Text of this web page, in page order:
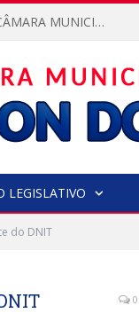
VEREADORA KEILA ASSUME A PRESIDÊNCIA DA CÂMARA MUNICIPAL.
LEGISLATIVO
do DNIT
0